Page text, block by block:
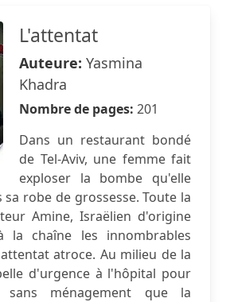
L'attentat
Auteure: Yasmina
Khadra
Nombre de pages: 201
Dans un restaurant bondé
de Tel-Aviv, une femme fait
exploser la bombe qu'elle
robe de grossesse. Toute la
Amine, Israëlien d'origine
la chaîne les innombrables
atroce. Au milieu de la
d'urgence à l'hôpital pour
sans ménagement que la